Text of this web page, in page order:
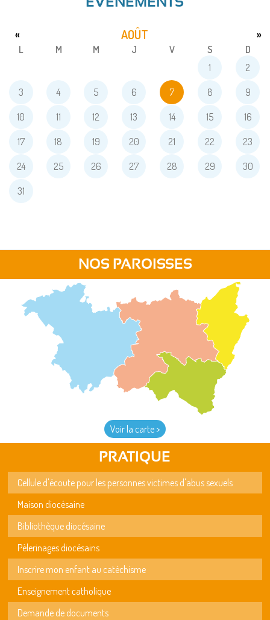
AOÛT
« »
L M M J V S
D
1
2
3 4 5 6 7 8 9
10 11 12 13 14 15 16
17 18 19 20 21 22 23
24 25 26 27 28 29 30
31
NOS PAROISSES
Voir la carte >
PRATIQUE
Cellule d'écoute pour les personnes victimes d'abus sexuels
Maison diocésaine
Bibliothèque diocésaine
Pèlerinages diocésains
Inscrire mon enfant au catéchisme
Enseignement catholique
Demande de documents